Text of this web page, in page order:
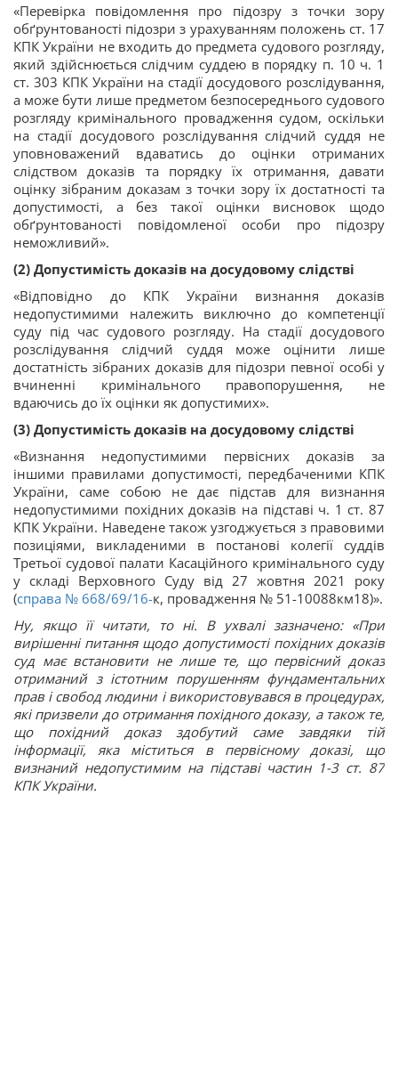
«Перевірка повідомлення про підозру з точки зору
обґрунтованості підозри з урахуванням положень ст. 17
КПК України не входить до предмета судового розгляду,
який здійснюється слідчим суддею в порядку п. 10 ч. 1
ст. 303 КПК України на стадії досудового розслідування,
а може бути лише предметом безпосереднього судового
розгляду кримінального провадження судом, оскільки
на стадії досудового розслідування слідчий суддя не
уповноважений вдаватись до оцінки отриманих
слідством доказів та порядку їх отримання, давати
оцінку зібраним доказам з точки зору їх достатності та
допустимості, а без такої оцінки висновок щодо
обґрунтованості повідомленої особи про підозру
неможливий».
(2) Допустимість доказів на досудовому слідстві
«Відповідно до КПК України визнання доказів
недопустимими належить виключно до компетенції
суду під час судового розгляду. На стадії досудового
розслідування слідчий суддя може оцінити лише
достатність зібраних доказів для підозри певної особі у
вчиненні кримінального правопорушення, не
вдаючись до їх оцінки як допустимих».
(3) Допустимість доказів на досудовому слідстві
«Визнання недопустимими первісних доказів за
іншими правилами допустимості, передбаченими КПК
України, саме собою не дає підстав для визнання
недопустимими похідних доказів на підставі ч. 1 ст. 87
КПК України. Наведене також узгоджується з правовими
позиціями, викладеними в постанові колегії суддів
Третьої судової палати Касаційного кримінального суду
у складі Верховного Суду від 27 жовтня 2021 року
(справа № 668/69/16-к, провадження № 51-10088км18)».
Ну, якщо її читати, то ні. В ухвалі зазначено: «При
вирішенні питання щодо допустимості похідних доказів
суд має встановити не лише те, що первісний доказ
отриманий з істотним порушенням фундаментальних
прав і свобод людини і використовувався в процедурах,
які призвели до отримання похідного доказу, а також те,
що похідний доказ здобутий саме завдяки тій
інформації, яка міститься в первісному доказі, що
визнаний недопустимим на підставі частин 1-3 ст. 87
КПК України.